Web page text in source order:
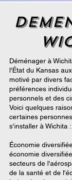
Déménager à
l'État du Kansas
motivé par divers
préférences
personnels et des
Voici quelques
certaines
s'installer à Wichita :
Économie
économie
secteurs de
de la santé et de